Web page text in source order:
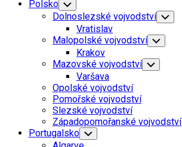
Polsko Toggle
Child
Menu
Dolnoslezské vojvodství Toggle
Child
Menu
Vratislav
Malopolské vojvodství Toggle
Child
Menu
Krakov
Mazovské vojvodství Toggle
Child
Varšava
Opolské vojvodství
Pomořské vojvodství
Slezské vojvodství
Západopomořanské vojvodství
Portugalsko Toggle
Child